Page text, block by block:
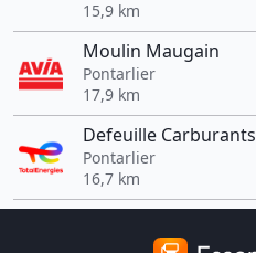
15,9 km
Moulin Maugain
Pontarlier
17,9 km
Defeuille Carburants
Pontarlier
16,7 km